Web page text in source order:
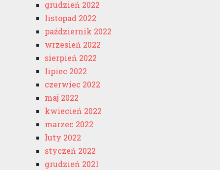
grudzień 2022
listopad 2022
październik 2022
wrzesień 2022
sierpień 2022
lipiec 2022
czerwiec 2022
maj 2022
kwiecień 2022
marzec 2022
luty 2022
styczeń 2022
grudzień 2021